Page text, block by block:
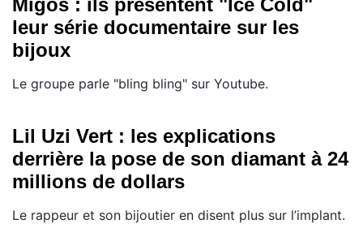
Migos : ils présentent "Ice Cold"
leur série documentaire sur les
bijoux
Le groupe parle "bling bling" sur Youtube.
Lil Uzi Vert : les explications
derrière la pose de son diamant à 24
millions de dollars
Le rappeur et son bijoutier en disent plus sur l’implant.